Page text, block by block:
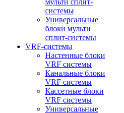
мульти сплит-
системы
Универсальные
блоки мульти
сплит-системы
VRF-системы
Настенные блоки
VRF системы
Канальные блоки
VRF системы
Кассетные блоки
VRF системы
Универсальные